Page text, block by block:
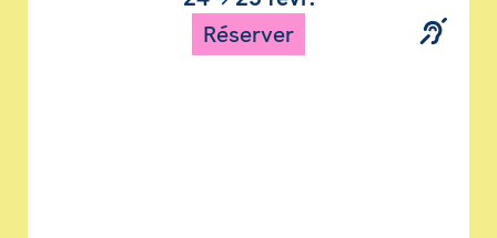
Réserver